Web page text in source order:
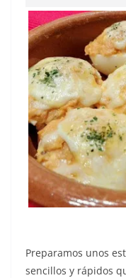
Preparamos unos
sencillos y rápidos